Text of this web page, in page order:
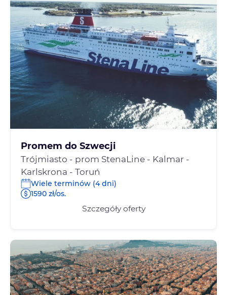
Promem do Szwecji
Trójmiasto - prom StenaLine - Kalmar -
Karlskrona - Toruń
Wiele terminów (4 dni)
1590 zł/os.
Szczegóły oferty